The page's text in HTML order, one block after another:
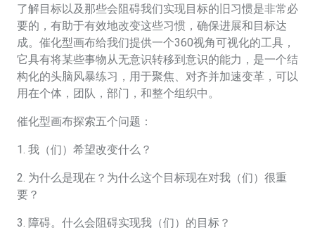
了解目标以及那些会阻碍我们实现目标的旧习惯是非常必
要的，有助于有效地改变这些习惯，确保进展和目标达
成。催化型画布给我们提供一个360视角可视化的工具，
它具有将某些事物从无意识转移到意识的能力，是一个结
构化的头脑风暴练习，用于聚焦、对齐并加速变革，可以
用在个体，团队，部门，和整个组织中。
催化型画布探索五个问题：
1. 我（们）希望改变什么？
2. 为什么是现在？为什么这个目标现在对我（们）很重
要？
3. 障碍。什么会阻碍实现我（们）的目标？